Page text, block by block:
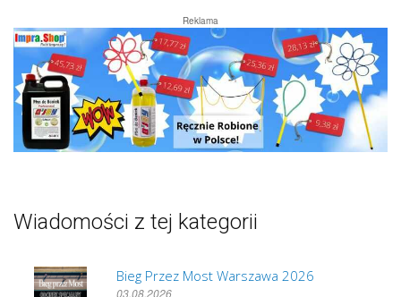
Reklama
Wiadomości z tej kategorii
Bieg Przez Most Warszawa 2026
03.08.2026